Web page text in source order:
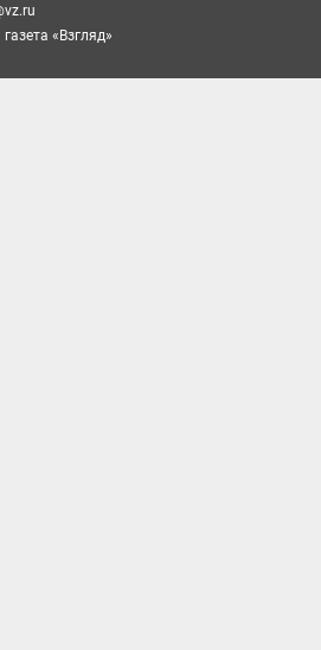
«Взгляд»